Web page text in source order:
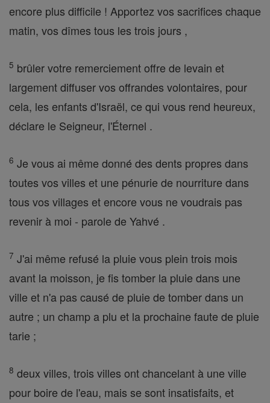
encore plus difficile ! Apportez vos sacrifices chaque
matin, vos dîmes tous les trois jours ,
5 brûler votre remerciement offre de levain et
largement diffuser vos offrandes volontaires, pour
cela, les enfants d'Israël, ce qui vous rend heureux,
déclare le Seigneur, l'Éternel .
6 Je vous ai même donné des dents propres dans
toutes vos villes et une pénurie de nourriture dans
tous vos villages et encore vous ne voudrais pas
revenir à moi - parole de Yahvé .
7 J'ai même refusé la pluie vous plein trois mois
avant la moisson, je fis tomber la pluie dans une
ville et n'a pas causé de pluie de tomber dans un
autre ; un champ a plu et la prochaine faute de pluie
tarie ;
8 deux villes, trois villes ont chancelant à une ville
pour boire de l'eau, mais se sont insatisfaits, et